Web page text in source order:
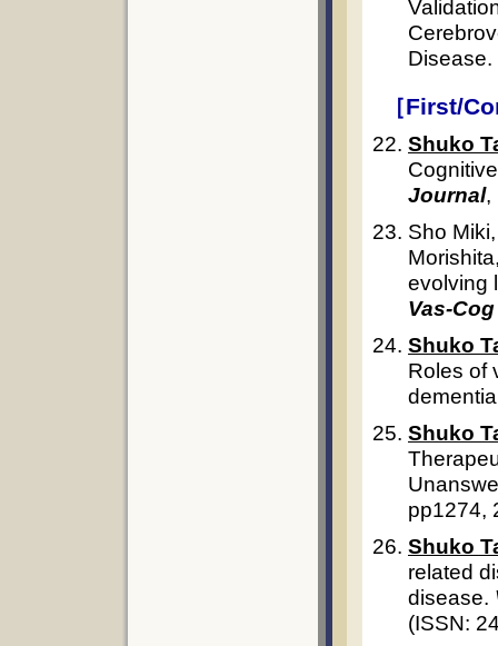
Disease.
［First/
Shuko
Journal,
Sho
evolving
Vas-
Shuko
Roles of
Shuko
pp1274,
Shuko
related
disease.
(ISSN: